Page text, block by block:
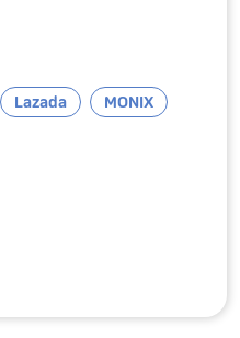
Lazada
MONIX